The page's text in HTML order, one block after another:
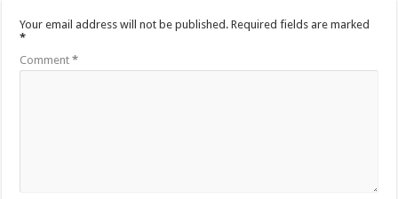
Your email address will not be published. Required fields are marked
*
Comment*